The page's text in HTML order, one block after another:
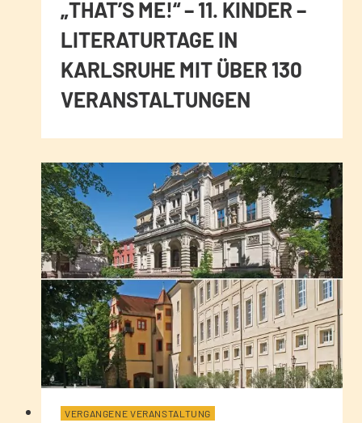
„THAT’S ME!“ – 11. KINDER –
LITERATURTAGE IN
KARLSRUHE MIT ÜBER 130
VERANSTALTUNGEN
VERGANGENE VERANSTALTUNG